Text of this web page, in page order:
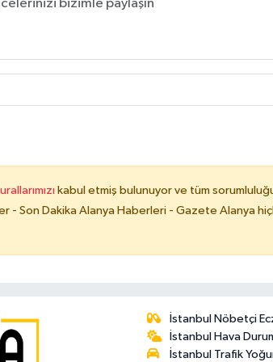
kabul etmiş bulunuyor ve tüm
- Son Dakika Alanya Haberleri - Gazete Alanya
İstanbul Nöbetçi
İstanbul Hava
İstanbul Trafik